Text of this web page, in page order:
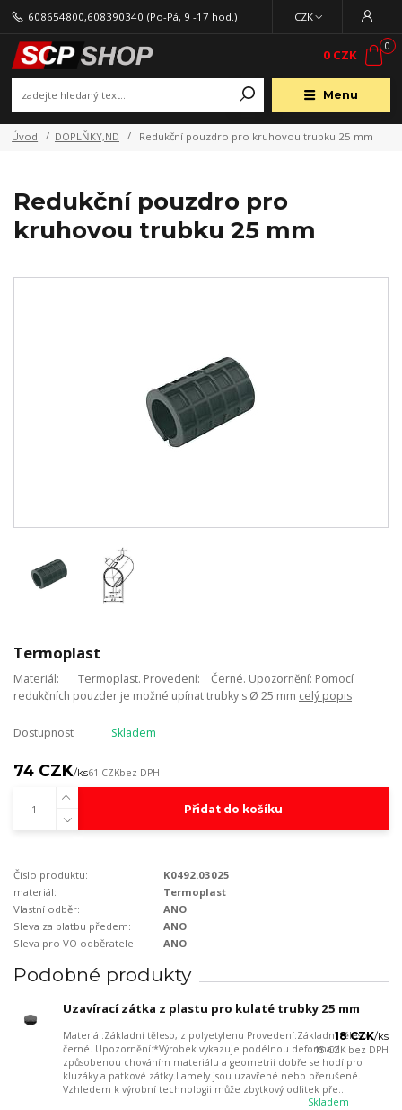
Menu
CZK
608654800,608390340 (Po-Pá, 9 -17 hod.)
0
0 CZK
Úvod DOPLŇKY,ND Redukční pouzdro pro kruhovou trubku 25 mm
Redukční pouzdro pro
kruhovou trubku 25 mm
Termoplast
Materiál: Termoplast. Provedení: Černé. Upozornění: Pomocí
redukčních pouzder je možné upínat trubky s Ø 25 mm celý popis
Dostupnost Skladem
74 CZK/ks61 CZKbez DPH
Přidat do košíku
Číslo produktu:
K0492.03025
materiál:
Termoplast
Vlastní odběr:
ANO
Sleva za platbu předem:
ANO
Sleva pro VO odběratele:
ANO
Podobné produkty
Uzavírací zátka z plastu pro kulaté trubky 25 mm
Materiál:Základní těleso, z polyetylenu Provedení:Základní těleso,
černé. Upozornění:*Výrobek vykazuje podélnou deformaci
způsobenou chováním materiálu a geometrií dobře se hodí pro
kluzáky a patkové zátky.Lamely jsou uzavřené nebo přerušené.
Vzhledem k výrobní technologii může zbytkový odlitek pře...
18 CZK/ks
15 CZK bez DPH
Skladem